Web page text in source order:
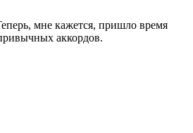
мне кажется, пришло время
аккордов.